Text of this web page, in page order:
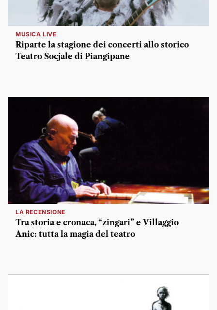
MUSICA LIVE
Riparte la stagione dei concerti allo storico
Teatro Socjale di Piangipane
LA RECENSIONE
Tra storia e cronaca, “zingari” e Villaggio
Anic: tutta la magia del teatro